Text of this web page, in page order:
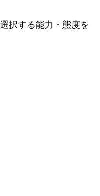
択する能力・態度を